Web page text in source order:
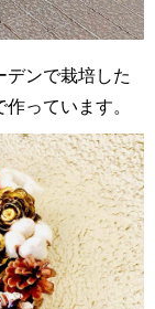
デンで栽培した
っています。